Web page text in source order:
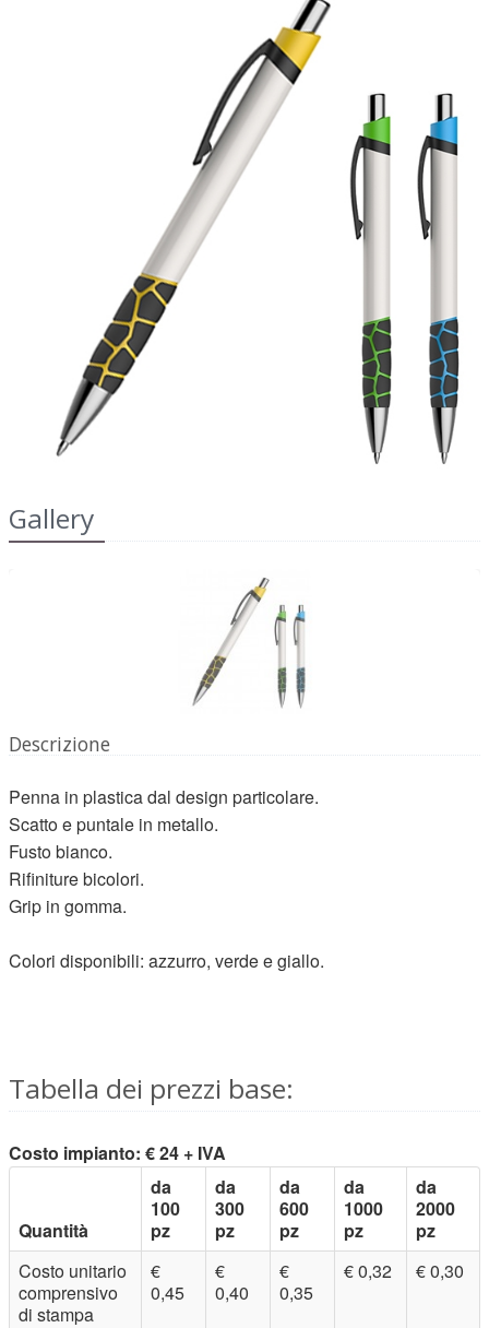
dell'IRAP"
Obblighi informativi per le erogazioni
pubbliche: gli aiuti di Stato e gli aiuti de
minimis ricevuti dalla nostra impresa sono
contenuti nel Registro nazionale degli aiuti di
Stato di cui all'art. 52 della L. 234/2012 a cui si
rinvia e consultabili al seguente link:
https://www.rna.gov.it/
Gallery
Descrizione
Penna in plastica dal design particolare.
Scatto e puntale in metallo.
Fusto bianco.
Rifiniture bicolori.
Grip in gomma.
Colori disponibili: azzurro, verde e giallo.
Tabella dei prezzi base:
Costo impianto: € 24 + IVA
Quantità
da
100
pz
da
300
pz
da
600
pz
da
1000
pz
da
2000
pz
Costo unitario
comprensivo
di stampa
€
0,45
€
0,40
€
0,35
€ 0,32 € 0,30